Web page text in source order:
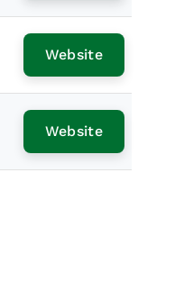
Website
Website